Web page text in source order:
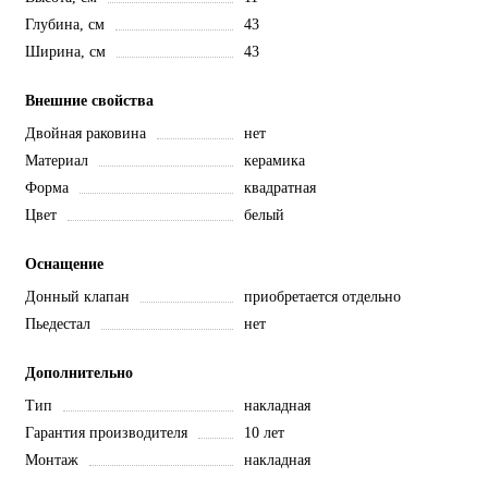
Глубина, см
43
Ширина, см
43
Внешние свойства
Двойная раковина
нет
Материал
керамика
Форма
квадратная
Цвет
белый
Оснащение
Донный клапан
приобретается отдельно
Пьедестал
нет
Дополнительно
Тип
накладная
Гарантия производителя
10 лет
Монтаж
накладная